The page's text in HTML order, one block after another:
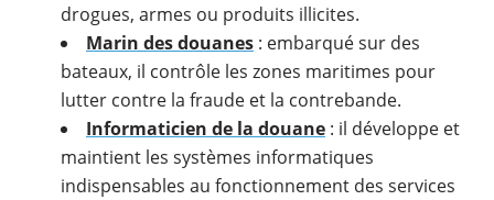
drogues, armes ou produits illicites.
Marin des douanes : embarqué sur des
bateaux, il contrôle les zones maritimes pour
lutter contre la fraude et la contrebande.
Informaticien de la douane : il développe et
maintient les systèmes informatiques
indispensables au fonctionnement des services